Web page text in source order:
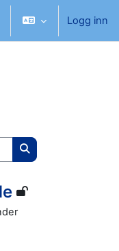
inndata for søk
Logg inn
Søk etter